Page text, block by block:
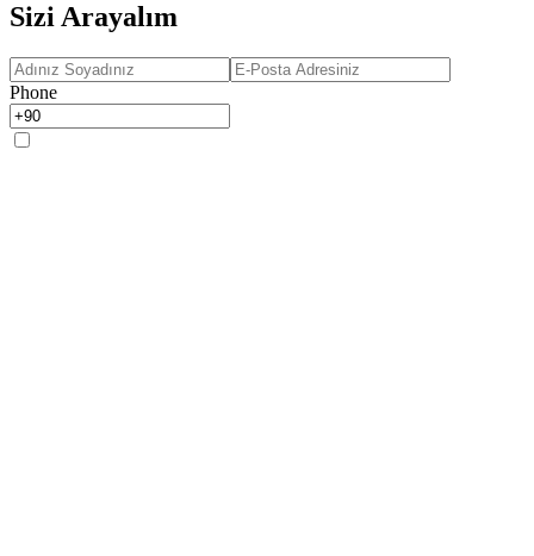
Sizi Arayalım
Phone